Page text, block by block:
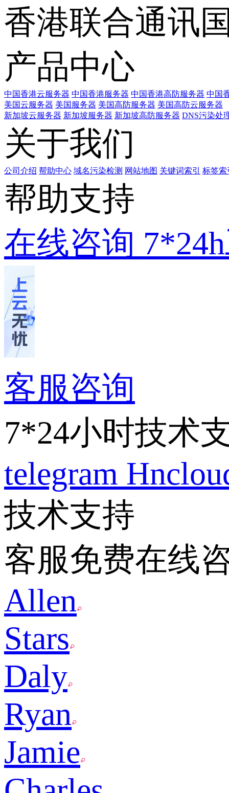
香港联合通讯
产品中心
中国香港云服务器 中国香港服务器 中国香港高防服务器 中国
美国云服务器 美国服务器 美国高防服务器 美国高防云服务器
新加坡云服务器 新加坡服务器 新加坡高防服务器 DNS污染处
关于我们
公司介绍 帮助中心 域名污染检测 网站地图 关键词索引 标签索
帮助支持
在线咨询
客服咨询
7*24小时技术
telegram
技术支持
客服免费在线
Allen
Stars
Daly
Ryan
Jamie